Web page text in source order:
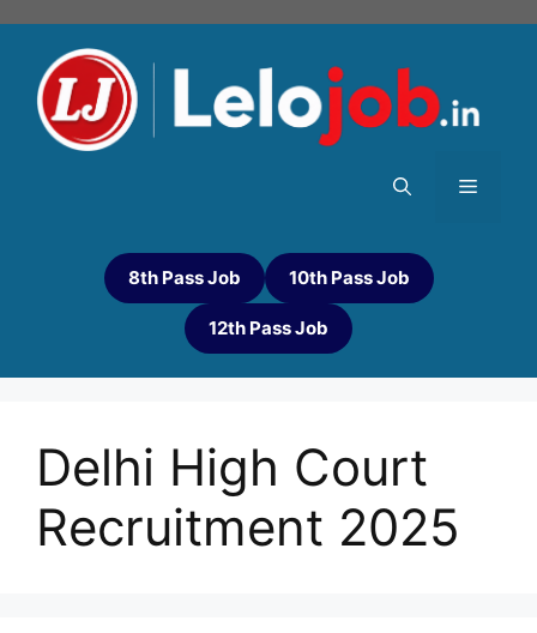
8th Pass Job 10th Pass Job
12th Pass Job
Delhi High Court
Recruitment 2025